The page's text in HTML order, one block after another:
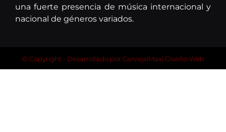
una fuerte presencia de música internacional y
nacional de géneros variados.
© Copyright - Desarrollado porCarvajalMaxi Diseño Web